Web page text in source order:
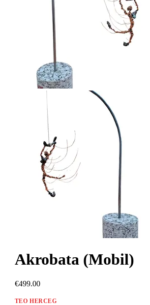
Akrobata (Mobil)
€499.00
TEO HERCEG